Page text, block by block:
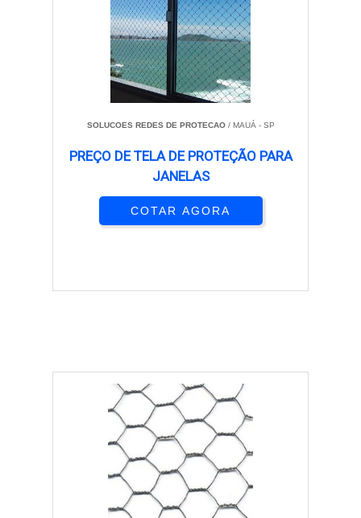
SOLUCOES REDES DE PROTECAO/ MAUÁ - SP
PREÇO DE TELA DE PROTEÇÃO PARA
JANELAS
COTAR AGORA